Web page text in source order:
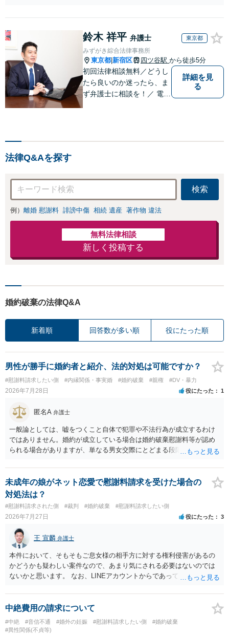
ダーメイドの解決
様の話を丁寧にう
かがい、どんな不
安があるのか、何
を解決したいのか
を正確に読み取り
ます。【東京都在
住以外の方も対
鈴木 祥平 弁護士 東京都
みずがき綜合法律事務所
東京都 新宿区 四ツ谷駅 から徒歩5分
初回法律相談無料／どうし
たら良いのか迷ったら、ま
ず弁護士に相談を！／ 電話
詳細を見
る
法律Q&Aを探す
検索
例） 離婚 慰謝料 誹謗中傷 相続 遺産 著作物 違法
無料法律相談
新しく投稿する
婚約破棄の法律Q&A
新着順 回答数が多い順 役にたった順
男性が勝手に婚約者と紹介、法的対処は可能ですか？
#慰謝料請求したい側 #内縁関係・事実婚 #婚約破棄 #親権 #DV・暴力
2026年7月28日 役にたった 1
匿名A 弁護士
一般論としては、嘘をつくこと自体で犯罪や不法行為が成立するわけ
ではありません。婚約が成立している場合は婚約破棄慰謝料等が認め
られる場合がありますが、単なる男女交際にとどまる段階の場合、独
慰謝料は生じないことが多いと思われます。 お怒りはごもっともです
が、仮に交際を進めたとしても後に相手を信頼できなくなる可能性が
高かったということですので、むしろ結婚しなくてよかったと割り切
って、交際を終わらせるのがよいと思います。
未成年の娘がネット恋愛で慰謝料請求を受けた場合の
対処法は？
#慰謝料請求された側 #裁判 #婚約破棄 #慰謝料請求したい側
2026年7月27日 役にたった 3
王 宣麟 弁護士
本件において、そもそもご息女様の相手方に対する権利侵害があるの
かどうかも疑わしい案件なので、あまり気にされる必要はないのでは
ないかと思います。 なお、LINEアカウントからであっても、そこに紐
るパターンはありえるものの、本件のような精神的損害が発生したと
明確にいえないような案件において開示がなされる可能性も低いので
中絶費用の請求について
#中絶 #音信不通 #婚外の妊娠 #慰謝料請求したい側
#婚約破棄
#異性関係(不貞等)